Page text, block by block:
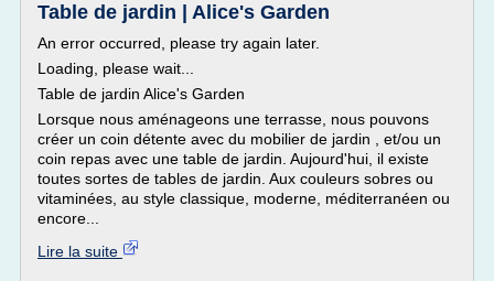
Table de jardin | Alice's Garden
An error occurred, please try again later.
Loading, please wait...
Table de jardin Alice's Garden
Lorsque nous aménageons une terrasse, nous pouvons
créer un coin détente avec du mobilier de jardin , et/ou un
coin repas avec une table de jardin. Aujourd'hui, il existe
toutes sortes de tables de jardin. Aux couleurs sobres ou
vitaminées, au style classique, moderne, méditerranéen ou
encore...
Lire la suite